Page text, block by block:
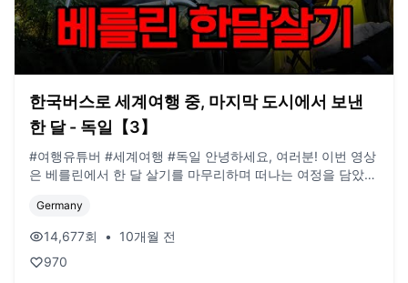
름으로 올라가도 너무 놀라지 마세요! 😉 p.s 버스는 계속 간직
해두려고 합니다. 이어질 영상들에서 더 자세히 들려드릴게요
! / 2022년 3월부터 노란버스를 타고 세계여행 중입니다. 유튜
브 '지금게르'는 다양한 장소, 형태의 집을 이동하면서 사는 저
희의 일상을 공유하는 공간입니다. e-mail.
jigeumgernail@gmail.com / BGM. artlist.io
한국버스로 세계여행 중, 마지막 도시에서 보낸
한 달 - 독일【3】
#여행유튜버 #세계여행 #독일 안녕하세요, 여러분! 이번 영상
은 베를린에서 한 달 살기를 마무리하며 떠나는 여정을 담았어
막 샤슬릭 파티까지, 한 달 동안의 베를린 생활을 압축해서 담
아보았습니다. 편집하면서 2019년부터 이어온 버스살이 이야
기도 거의 마무리 단계라 아쉽고 이런저런 생각이 많이 들었지
만, 우선 남은 여정까지 잘 편집해서 마무리해보도록 하겠습니
Germany
14,677회 •
10개월 전
970